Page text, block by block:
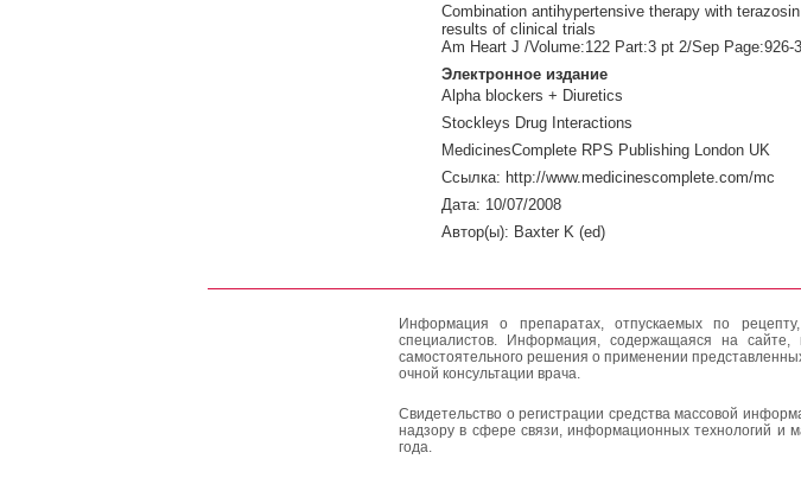
Combination antihypertensive therapy with
results of clinical trials
Am Heart J /Volume:122 Part:3 pt 2/Sep Page:926-
Электронное издание
Alpha blockers + Diuretics
Stockleys Drug Interactions
MedicinesComplete RPS Publishing London UK
Ссылка: http://www.medicinescomplete.com/mc
Дата: 10/07/2008
Автор(ы): Baxter K (ed)
Информация о препаратах, отпускаемых по
специалистов. Информация, содержащаяся на
самостоятельного решения о применении
очной консультации врача.
Свидетельство о регистрации средства массовой
надзору в сфере связи, информационных технологий и
года.